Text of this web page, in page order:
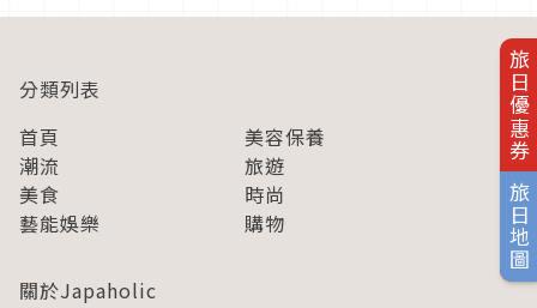
旅日優惠券
旅日地圖
分類列表
首頁
美容保養
潮流
旅遊
美食
時尚
藝能娛樂
購物
關於Japaholic